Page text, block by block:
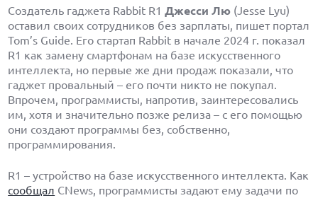
Создатель гаджета Rabbit R1Джесси Лю (Jesse Lyu)
оставил своих сотрудников без зарплаты, пишет портал
Tom’s Guide. Его стартап Rabbit в начале 2024 г. показал
R1 как замену смартфонам на базе искусственного
интеллекта, но первые же дни продаж показали, что
гаджет провальный – его почти никто не покупал.
Впрочем, программисты, напротив, заинтересовались
им, хотя и значительно позже релиза – с его помощью
они создают программы без, собственно,
программирования.
R1 – устройство на базе искусственного интеллекта. Как
сообщал CNews, программисты задают ему задачи по